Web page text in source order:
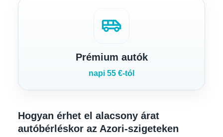
airport_shuttle
Prémium autók
napi 55 €-tól
Hogyan érhet el alacsony árat
autóbérléskor az Azori-szigeteken